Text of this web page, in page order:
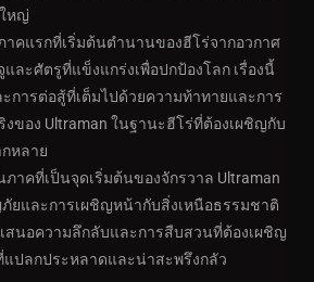
หญ่
าคแรกที่เริ่มต้นตำนานของฮีโร่จากอวกาศ
และศัตรูที่แข็งแกร่งเพื่อปกป้องโลก เรื่องนี้
การต่อสู้ที่เต็มไปด้วยความท้าทายและการ
ของ Ultraman ในฐานะฮีโร่ที่ต้องเผชิญกับ
หลาย
ภาคที่เป็นจุดเริ่มต้นของจักรวาล Ultraman
ยและการเผชิญหน้ากับสิ่งเหนือธรรมชาติ
สนอความลึกลับและการสืบสวนที่ต้องเผชิญ
ปลกประหลาดและน่าสะพรึงกลัว